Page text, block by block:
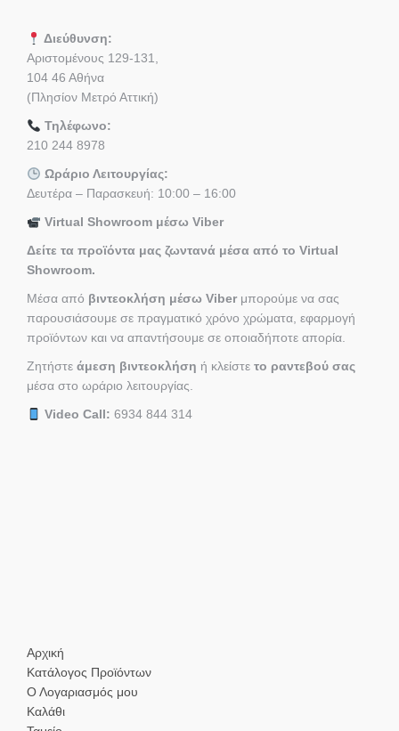
Διεύθυνση:
Αριστομένους 129-131,
104 46 Αθήνα
(Πλησίον Μετρό Αττική)
Τηλέφωνο:
210 244 8978
Ωράριο Λειτουργίας:
Δευτέρα – Παρασκευή: 10:00 – 16:00
Virtual Showroom μέσω Viber
Δείτε τα προϊόντα μας ζωντανά μέσα από το Virtual
Showroom.
Μέσα από βιντεοκλήση μέσω Viber μπορούμε να σας
παρουσιάσουμε σε πραγματικό χρόνο χρώματα, εφαρμογή
προϊόντων και να απαντήσουμε σε οποιαδήποτε απορία.
Ζητήστε άμεση βιντεοκλήση ή κλείστε το ραντεβού σας
μέσα στο ωράριο λειτουργίας.
Video Call: 6934 844 314
Αρχική
Κατάλογος Προϊόντων
Ο Λογαριασμός μου
Καλάθι